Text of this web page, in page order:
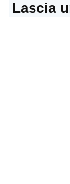
Lascia